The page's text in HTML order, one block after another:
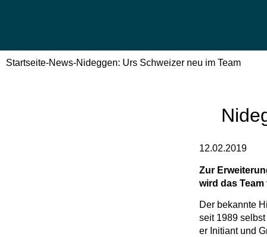
Startseite-News-Nideggen: Urs Schweizer neu im Team
12.02.2019
Zur
wird das
Der bekannte
seit 1989
er Initiant und